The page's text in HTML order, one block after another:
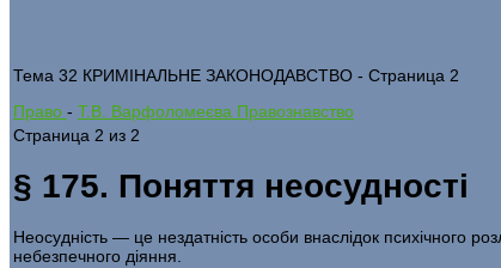
Тема 32 КРИМІНАЛЬНЕ ЗАКОНОДАВСТВО - Страница 2
Право - Т.В. Варфоломеєва Правознавство
Страница 2 из 2
§ 175. Поняття неосудності
Неосудність — це нездатність особи внаслідок психіч­ного
небезпечного діяння.